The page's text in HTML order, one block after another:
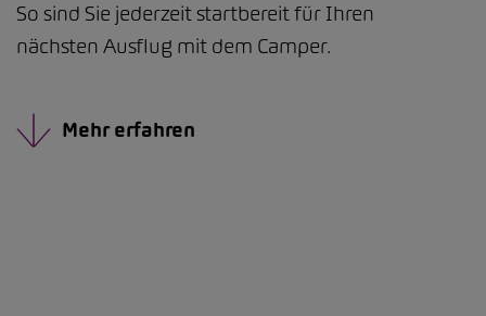
So sind Sie jederzeit startbereit für Ihren
nächsten Ausflug mit dem Camper.
Mehr erfahren